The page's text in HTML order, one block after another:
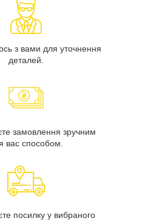
з вами для уточнення
деталей.
замовлення зручним
вас способом.
посилку у вибраного